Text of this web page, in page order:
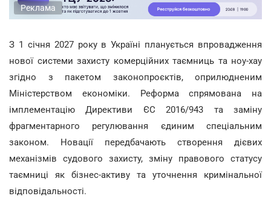
Реклама
З 1 січня 2027 року в Україні планується впровадження
нової системи захисту комерційних таємниць та ноу-хау
згідно з пакетом законопроєктів, оприлюдненим
Міністерством економіки. Реформа спрямована на
імплементацію Директиви ЄС 2016/943 та заміну
фрагментарного регулювання єдиним спеціальним
законом. Новації передбачають створення дієвих
механізмів судового захисту, зміну правового статусу
таємниці як бізнес-активу та уточнення кримінальної
відповідальності.